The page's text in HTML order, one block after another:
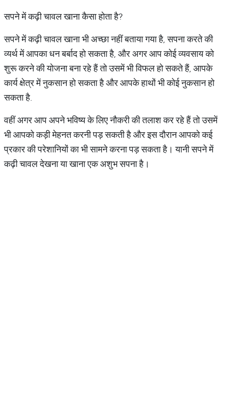
सपने में कढ़ी चावल खाना कैसा होता है?
सपने में कढ़ी चावल खाना भी अच्छा नहीं बताया गया है, सपना करते की
व्यर्थ में आपका धन बर्बाद हो सकता है, और अगर आप कोई व्यवसाय को
शुरू करने की योजना बना रहे हैं तो उसमें भी विफल हो सकते हैं, आपके
कार्य क्षेत्र में नुकसान हो सकता है और आपके हाथों भी कोई नुकसान हो
सकता है.
वहीं अगर आप अपने भविष्य के लिए नौकरी की तलाश कर रहे हैं तो उसमें
भी आपको कड़ी मेहनत करनी पड़ सकती है और इस दौरान आपको कई
प्रकार की परेशानियों का भी सामने करना पड़ सकता है। यानी सपने में
कढ़ी चावल देखना या खाना एक अशुभ सपना है।